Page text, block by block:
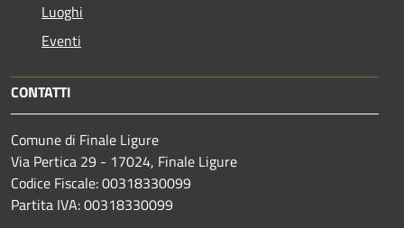
Luoghi
Eventi
CONTATTI
Comune di Finale Ligure
Via Pertica 29 - 17024, Finale Ligure
Codice Fiscale: 00318330099
Partita IVA: 00318330099